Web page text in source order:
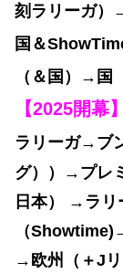
刻ラリーガ）
国＆
（＆国）→国
【2025開幕】
ラリーガ→ブ
グ））→プレ
日本）
→ラリ
（
→欧州（＋J